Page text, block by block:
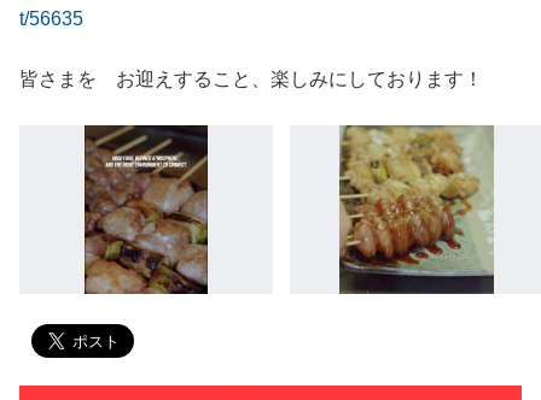
t/56635
皆さまを お迎えすること、楽しみにしております！